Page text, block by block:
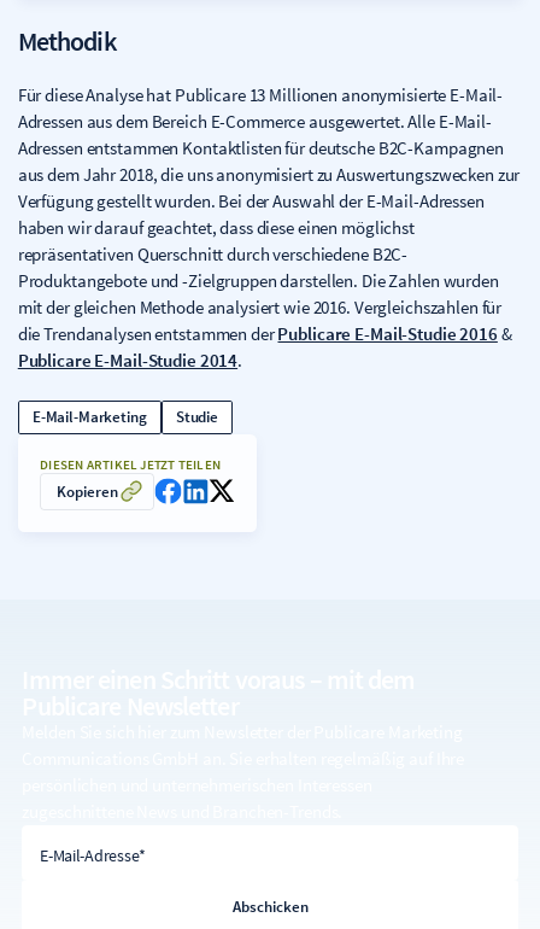
Methodik
Für diese Analyse hat Publicare 13 Millionen anonymisierte E-Mail-
Adressen aus dem Bereich E-Commerce ausgewertet. Alle E-Mail-
Adressen entstammen Kontaktlisten für deutsche B2C-Kampagnen
aus dem Jahr 2018, die uns anonymisiert zu Auswertungszwecken zur
Verfügung gestellt wurden. Bei der Auswahl der E-Mail-Adressen
haben wir darauf geachtet, dass diese einen möglichst
repräsentativen Querschnitt durch verschiedene B2C-
Produktangebote und -Zielgruppen darstellen. Die Zahlen wurden
mit der gleichen Methode analysiert wie 2016. Vergleichszahlen für
die Trendanalysen entstammen derPublicare E-Mail-Studie 2016 &
Publicare E-Mail-Studie 2014.
DIESEN ARTIKEL JETZT TEILEN
Kopieren
E-Mail-Marketing Studie
E-Mail-Adresse*